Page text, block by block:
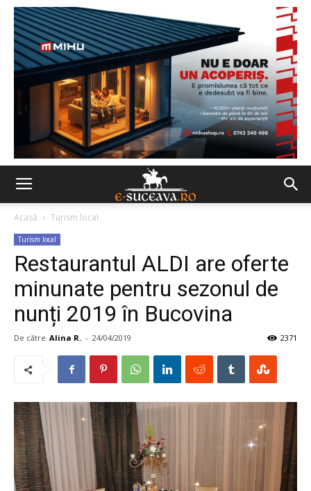
Acasă Turism local
Turism local
Restaurantul ALDI are oferte
minunate pentru sezonul de
nunți 2019 în Bucovina
De către Alina R. - 24/04/2019 2371